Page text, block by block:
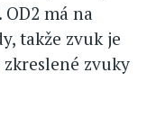
má na
takže zvuk je
zvuky